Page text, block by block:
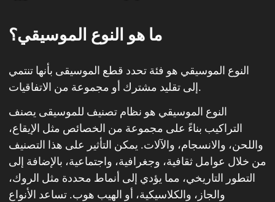
ما هو النوع الموسيقي؟
النوع الموسيقي هو فئة تحدد قطع الموسيقى بأنها تنتمي
إلى تقليد مشترك أو مجموعة من الاتفاقيات.
النوع الموسيقي هو نظام تصنيف للموسيقى يصنف
التراكيب بناءً على مجموعة من الخصائص مثل الإيقاع،
واللحن، والانسجام، والآلات. يمكن التأثير على هذا التصنيف
من خلال عوامل ثقافية، وجغرافية، واجتماعية، بالإضافة إلى
التطور التاريخي، مما يؤدي إلى أنماط محددة مثل الروك،
والجاز، والكلاسيكية، أو الهيب هوب. تساعد الأنواع